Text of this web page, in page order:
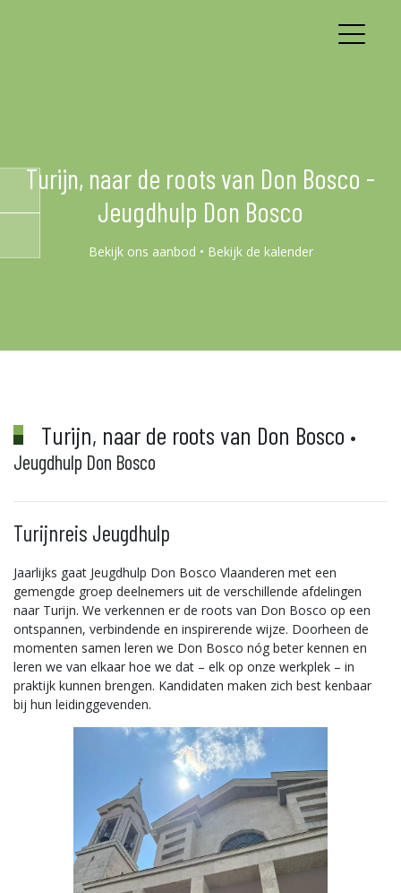
Turijn, naar de roots van Don Bosco -
Jeugdhulp Don Bosco
Bekijk ons aanbod • Bekijk de kalender
Turijn, naar de roots van Don Bosco •
Jeugdhulp Don Bosco
Turijnreis Jeugdhulp
Jaarlijks gaat Jeugdhulp Don Bosco Vlaanderen met een
gemengde groep deelnemers uit de verschillende afdelingen
naar Turijn. We verkennen er de roots van Don Bosco op een
ontspannen, verbindende en inspirerende wijze. Doorheen de
momenten samen leren we Don Bosco nóg beter kennen en
leren we van elkaar hoe we dat – elk op onze werkplek – in
praktijk kunnen brengen. Kandidaten maken zich best kenbaar
bij hun leidinggevenden.